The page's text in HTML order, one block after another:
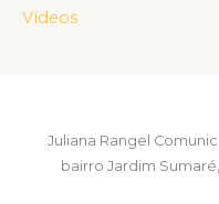
Vídeos
Juliana Rangel
bairro Jardim